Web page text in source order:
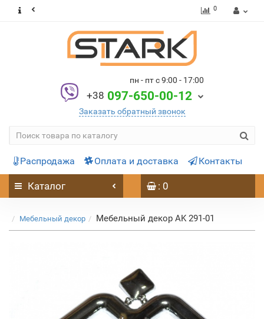
0
пн - пт с 9:00 - 17:00
+38 097-650-00-12
Заказать обратный звонок
Распродажа Оплата и доставка Контакты
Каталог : 0
Мебельный декор Мебельный декор AK 291-01